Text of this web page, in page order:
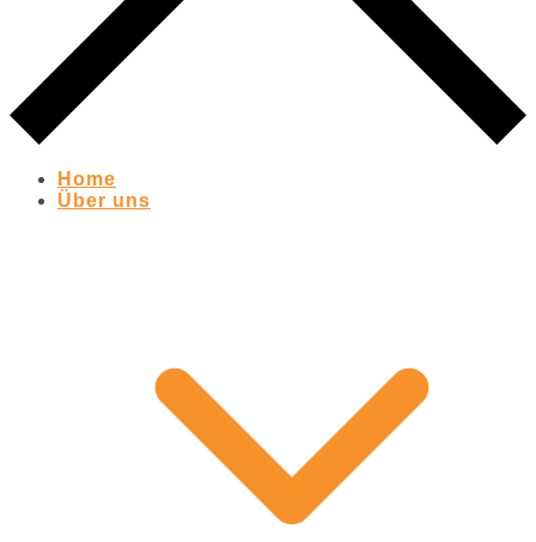
Home
Über uns